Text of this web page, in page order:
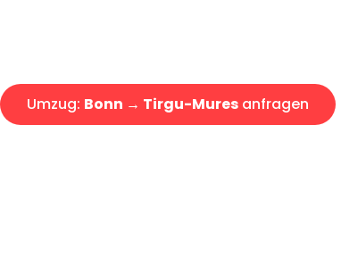
Umzug: Bonn → Tirgu-Mures anfragen